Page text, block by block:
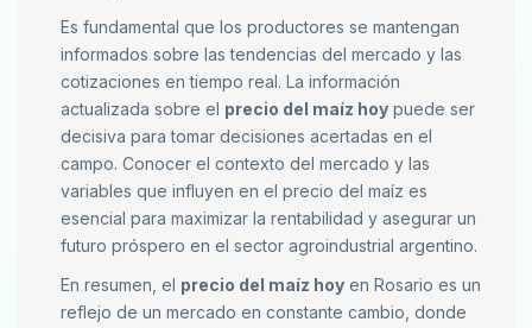
Es fundamental que los productores se mantengan
informados sobre las tendencias del mercado y las
cotizaciones en tiempo real. La información
actualizada sobre el precio del maíz hoy puede ser
decisiva para tomar decisiones acertadas en el
campo. Conocer el contexto del mercado y las
variables que influyen en el precio del maíz es
esencial para maximizar la rentabilidad y asegurar un
futuro próspero en el sector agroindustrial argentino.
En resumen, el precio del maíz hoy en Rosario es un
reflejo de un mercado en constante cambio, donde